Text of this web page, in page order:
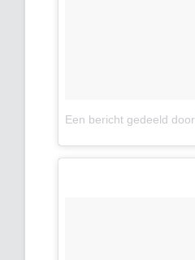
Een bericht gedeeld door